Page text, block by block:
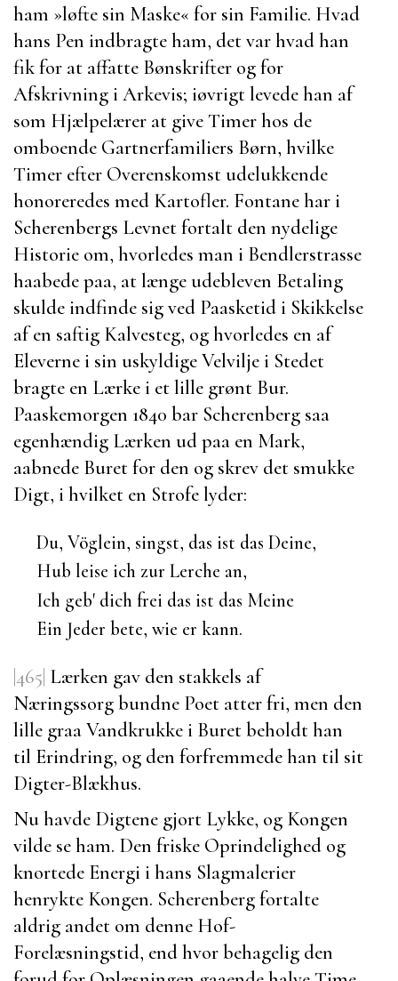
ham »løfte sin Maske« for sin Familie. Hvad
hans Pen indbragte ham, det var hvad han
fik for at affatte Bønskrifter og for
Afskrivning i Arkevis; iøvrigt levede han af
som Hjælpelærer at give Timer hos de
omboende Gartnerfamiliers Børn, hvilke
Timer efter Overenskomst udelukkende
honoreredes med Kartofler. Fontanehar i
Scherenbergs Levnetfortalt den nydelige
Historie om, hvorledes man i Bendlerstrasse
haabede paa, at længe udebleven Betaling
skulde indfinde sig ved Paasketid i Skikkelse
af en saftig Kalvesteg, og hvorledes en af
Eleverne i sin uskyldige Velvilje i Stedet
bragte en Lærke i et lille grønt Bur.
Paaskemorgen 1840 bar Scherenberg saa
egenhændig Lærken ud paa en Mark,
aabnede Buret for den og skrev det smukke
Digt, i hvilket en Strofe lyder:
Du, Vöglein, singst, das ist das Deine,
Hub leise ich zur Lerche an,
Ich geb' dich frei das ist das Meine
Ein Jeder bete, wie er kann.
|465| Lærken gav den stakkels af
Næringssorg bundne Poet atter fri, men den
lille graa Vandkrukke i Buret beholdt han
til Erindring, og den forfremmede han til sit
Digter-Blækhus.
Nu havde Digtene gjort Lykke, og Kongen
vilde se ham. Den friske Oprindelighed og
knortede Energi i hans Slagmalerier
henrykte Kongen. Scherenbergfortalte
aldrig andet om denne Hof-
Forelæsningstid, end hvor behagelig den